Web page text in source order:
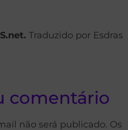
Traduzido por Esdras
comentário
não será publicado. Os